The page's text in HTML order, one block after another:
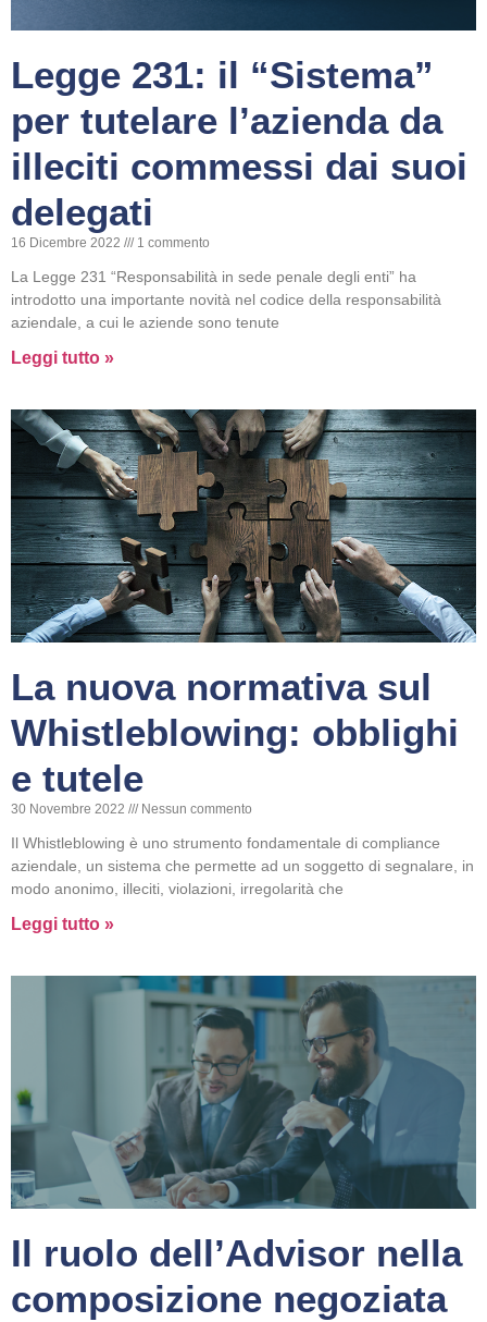
Legge 231: il “Sistema”
per tutelare l’azienda da
illeciti commessi dai suoi
delegati
16 Dicembre 2022 1 commento
La Legge 231 “Responsabilità in sede penale degli enti” ha
introdotto una importante novità nel codice della responsabilità
aziendale, a cui le aziende sono tenute
Leggi tutto »
La nuova normativa sul
Whistleblowing: obblighi
e tutele
30 Novembre 2022 Nessun commento
Il Whistleblowing è uno strumento fondamentale di compliance
aziendale, un sistema che permette ad un soggetto di segnalare, in
modo anonimo, illeciti, violazioni, irregolarità che
Leggi tutto »
Il ruolo dell’Advisor nella
composizione negoziata